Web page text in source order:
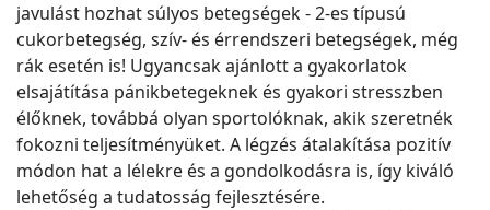
javulást hozhat súlyos betegségek - 2-es típusú
cukorbetegség, szív- és érrendszeri betegségek, még
rák esetén is! Ugyancsak ajánlott a gyakorlatok
elsajátítása pánikbetegeknek és gyakori stresszben
élőknek, továbbá olyan sportolóknak, akik szeretnék
fokozni teljesítményüket. A légzés átalakítása pozitív
módon hat a lélekre és a gondolkodásra is, így kiváló
lehetőség a tudatosság fejlesztésére.